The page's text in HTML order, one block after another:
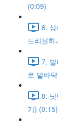
(0:09)
6.
드리블
7.
로 발바
8.
기) (0:15)